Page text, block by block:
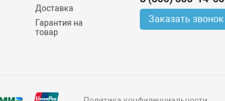
Доставка
Гарантия на
товар
Заказать звонок